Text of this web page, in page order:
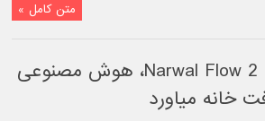
متن کامل »
جاروبرقی رباتیک Narwal Flow 2، هوش مصنوعی
خانه میاورد